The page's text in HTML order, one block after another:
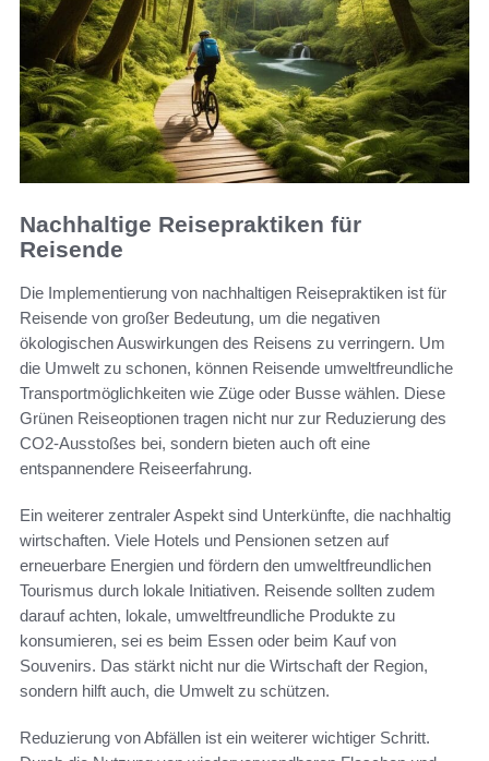
Nachhaltige Reisepraktiken für
Reisende
Die Implementierung von nachhaltigen Reisepraktiken ist für
Reisende von großer Bedeutung, um die negativen
ökologischen Auswirkungen des Reisens zu verringern. Um
die Umwelt zu schonen, können Reisende umweltfreundliche
Transportmöglichkeiten wie Züge oder Busse wählen. Diese
Grünen Reiseoptionen tragen nicht nur zur Reduzierung des
CO2-Ausstoßes bei, sondern bieten auch oft eine
entspannendere Reiseerfahrung.
Ein weiterer zentraler Aspekt sind Unterkünfte, die nachhaltig
wirtschaften. Viele Hotels und Pensionen setzen auf
erneuerbare Energien und fördern den umweltfreundlichen
Tourismus durch lokale Initiativen. Reisende sollten zudem
darauf achten, lokale, umweltfreundliche Produkte zu
konsumieren, sei es beim Essen oder beim Kauf von
Souvenirs. Das stärkt nicht nur die Wirtschaft der Region,
sondern hilft auch, die Umwelt zu schützen.
Reduzierung von Abfällen ist ein weiterer wichtiger Schritt.